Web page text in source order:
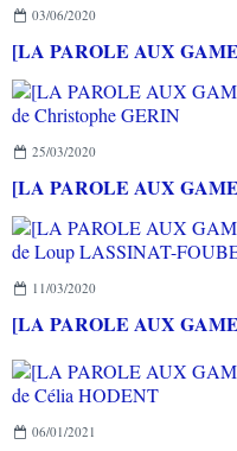
03/06/2020
25/03/2020
11/03/2020
06/01/2021